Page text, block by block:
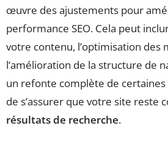
œuvre des ajustements pour
performance SEO. Cela peut
votre contenu, l’optimisation des
l’amélioration de la structure de
un refonte complète de certaines
de s’assurer que votre site reste
résultats de recherche.